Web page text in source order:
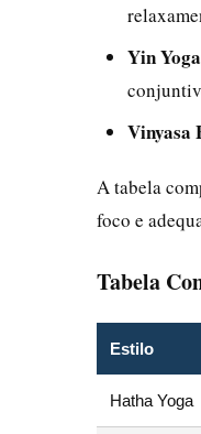
Yin Yoga
Vinyasa
A tabela
foco e
Tabela
Estilo
Hatha Yoga